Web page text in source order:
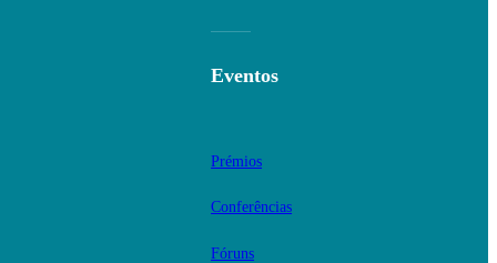
Eventos
Prémios
Conferências
Fóruns